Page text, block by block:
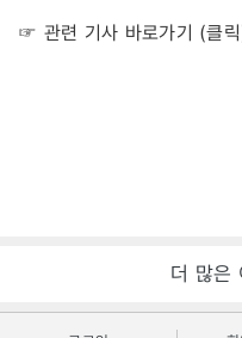
☞ 관련 기사 바로가기 (클
더 많은